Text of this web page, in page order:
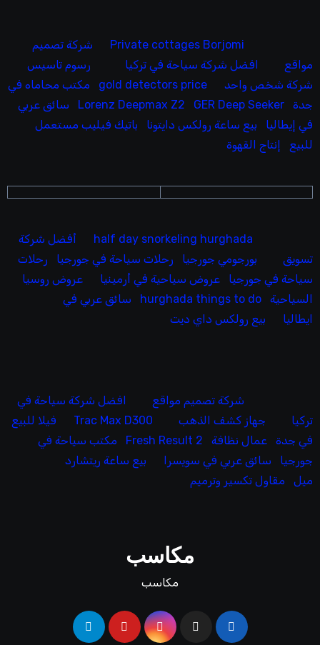
Private cottages Borjomi
شركة تصميم
مواقع
افضل شركة سياحة في تركيا
رسوم تاسيس
شركة شخص واحد
gold detectors price
مكتب محاماه في
جدة
Lorenz Deepmax Z2 GER Deep Seeker
سائق عربي
في إيطاليا
بيع ساعة رولكس دايتونا
باتيك فيليب مستعمل
للبيع
إنتاج القهوة
half day snorkeling hurghada
أفضل شركة
تسويق
بورجومي جورجيا رحلات سياحة في جورجيا
رحلات
سياحة في جورجيا
عروض سياحية في أرمينيا
عروض روسيا
السياحية
hurghada things to do
سائق عربي في
ايطاليا
بيع رولكس داي ديت
شركة تصميم مواقع
افضل شركة سياحة في
تركيا
جهاز كشف الذهب Trac Max D300
فيلا للبيع
في جدة
عمال نظافة Fresh Result 2
مكتب سياحة في
جورجيا
سائق عربي في سويسرا
بيع ساعة ريتشارد
ميل
مقاول تكسير وترميم
مكاسب
مكاسب